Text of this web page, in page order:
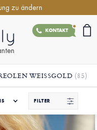
zu ändern
KONTAKT
WEISSGOLD (85)
FILTER